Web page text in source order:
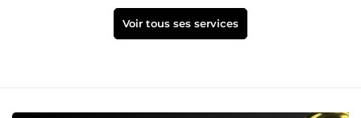
Voir tous ses services